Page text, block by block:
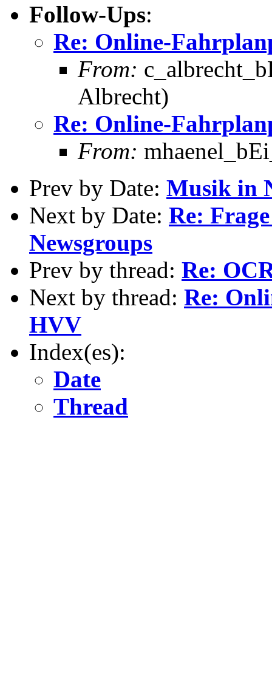
Follow-Ups:
Re: Online-
From:
Albrecht)
Re: Online-
From:
Prev by Date: Musik in
Next by Date: Re:
Newsgroups
Prev by thread: Re:
Next by thread: Re:
HVV
Index(es):
Date
Thread